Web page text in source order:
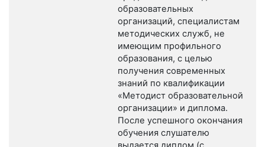
образовательных
организаций, специалистам
методических служб, не
имеющим профильного
образования, с целью
получения современных
знаний по квалификации
«Методист образовательной
организации» и диплома.
После успешного окончания
обучения слушателю